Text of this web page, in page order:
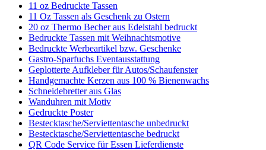
11 oz Bedruckte Tassen
11 Oz Tassen als Geschenk zu Ostern
20 oz Thermo Becher aus Edelstahl bedruckt
Bedruckte Tassen mit Weihnachtsmotive
Bedruckte Werbeartikel bzw. Geschenke
Gastro-Sparfuchs Eventausstattung
Geplotterte Aufkleber für Autos/Schaufenster
Handgemachte Kerzen aus 100 % Bienenwachs
Schneidebretter aus Glas
Wanduhren mit Motiv
Gedruckte Poster
Bestecktasche/Serviettentasche unbedruckt
Bestecktasche/Serviettentasche bedruckt
QR Code Service für Essen Lieferdienste